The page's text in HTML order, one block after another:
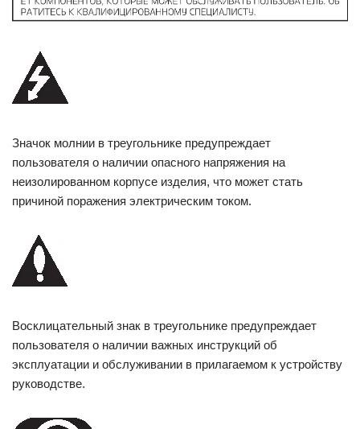
Значок молнии в треугольнике предупреждает
пользователя о наличии опасного напряжения на
неизолированном корпусе изделия, что может стать
причиной поражения электрическим током.
Восклицательный знак в треугольнике предупреждает
пользователя о наличии важных инструкций об
эксплуатации и обслуживании в прилагаемом к устройству
руководстве.